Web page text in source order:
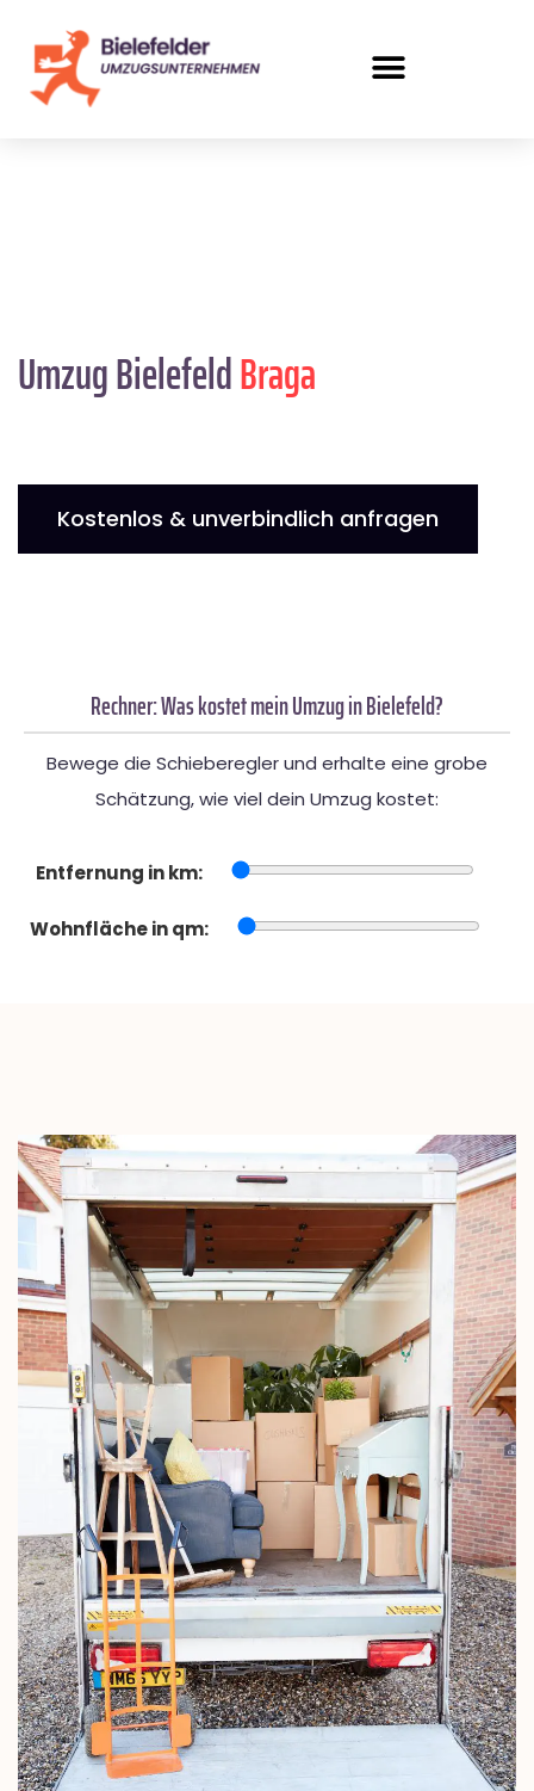
Umzug BielefeldBraga
Kostenlos & unverbindlich anfragen
Rechner: Was kostet mein Umzug in Bielefeld?
Bewege die Schieberegler und erhalte eine grobe
Schätzung, wie viel dein Umzug kostet:
Entfernung in km:
Wohnfläche in qm: